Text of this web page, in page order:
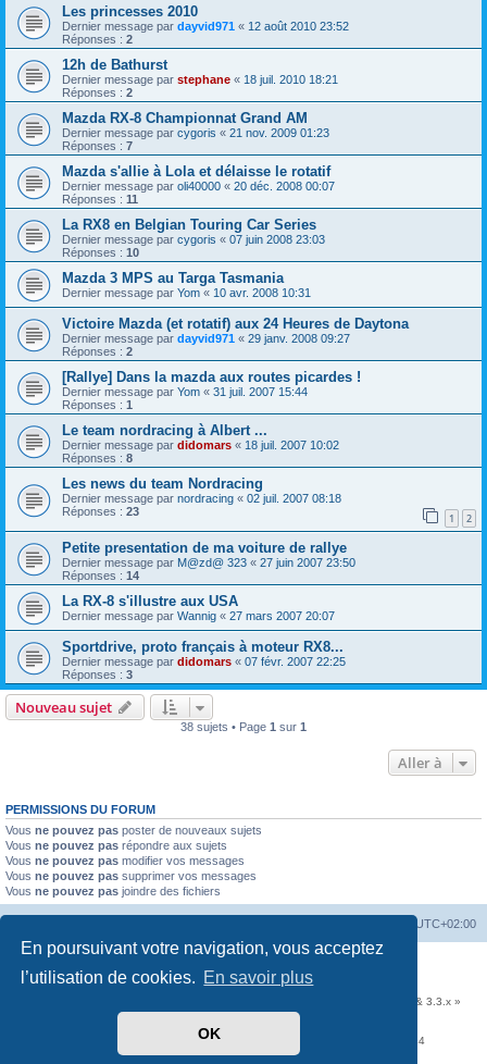
En poursuivant votre navigation, vous acceptez
l’utilisation de cookies. En savoir plus
OK
Les princesses 2010
Dernier message par dayvid971 « 12 août 2010 23:52
Réponses : 2
12h de Bathurst
Dernier message par stephane « 18 juil. 2010 18:21
Réponses : 2
Mazda RX-8 Championnat Grand AM
Dernier message par cygoris « 21 nov. 2009 01:23
Réponses : 7
Mazda s'allie à Lola et délaisse le rotatif
Dernier message par oli40000 « 20 déc. 2008 00:07
Réponses : 11
La RX8 en Belgian Touring Car Series
Dernier message par cygoris « 07 juin 2008 23:03
Réponses : 10
Mazda 3 MPS au Targa Tasmania
Dernier message par Yom « 10 avr. 2008 10:31
Victoire Mazda (et rotatif) aux 24 Heures de Daytona
Dernier message par dayvid971 « 29 janv. 2008 09:27
Réponses : 2
[Rallye] Dans la mazda aux routes picardes !
Dernier message par Yom « 31 juil. 2007 15:44
Réponses : 1
Le team nordracing à Albert ...
Dernier message par didomars « 18 juil. 2007 10:02
Réponses : 8
Les news du team Nordracing
Dernier message par nordracing « 02 juil. 2007 08:18
Réponses : 23 1 2
Petite presentation de ma voiture de rallye
Dernier message par M@zd@ 323 « 27 juin 2007 23:50
Réponses : 14
La RX-8 s'illustre aux USA
Dernier message par Wannig « 27 mars 2007 20:07
Sportdrive, proto français à moteur RX8...
Dernier message par didomars « 07 févr. 2007 22:25
Réponses : 3
Nouveau sujet
38 sujets • Page 1 sur 1
Aller à
PERMISSIONS DU FORUM
Vous ne pouvez pas poster de nouveaux sujets
Vous ne pouvez pas répondre aux sujets
Vous ne pouvez pas modifier vos messages
Vous ne pouvez pas supprimer vos messages
Vous ne pouvez pas joindre des fichiers
UTC+02:00
Traduit parphpBB-fr.com
: « Traductions d'extensions & styles pour phpBB 3.2.x & 3.3.x »
Avenue de la Praille, 26 - 1227 Carouge - Suisse - tél +41 22 820 35 44